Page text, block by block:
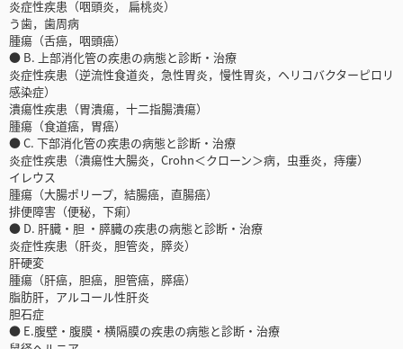
炎症性疾患（咽頭炎， 扁桃炎）
う歯，歯周病
腫瘍（舌癌，咽頭癌）
● B. 上部消化管の疾患の病態と診断・治療
炎症性疾患（逆流性食道炎，急性胃炎，慢性胃炎，ヘリコバクターピロリ
感染症）
潰瘍性疾患（胃潰瘍，十二指腸潰瘍）
腫瘍（食道癌，胃癌）
● C. 下部消化管の疾患の病態と診断・治療
炎症性疾患（潰瘍性大腸炎，Crohn＜クローン＞病，虫垂炎，痔瘻）
イレウス
腫瘍（大腸ポリープ，結腸癌，直腸癌）
排便障害（便秘，下痢）
● D. 肝臓・胆 ・膵臓の疾患の病態と診断・治療
炎症性疾患（肝炎，胆管炎，膵炎）
肝硬変
腫瘍（肝癌，胆癌，胆管癌，膵癌）
脂肪肝，アルコール性肝炎
胆石症
● E.腹壁・腹膜・横隔膜の疾患の病態と診断・治療